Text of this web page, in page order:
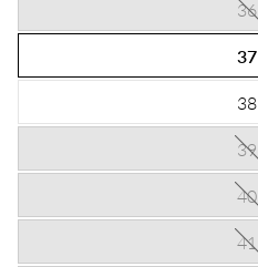
36
37
38
39
40
41